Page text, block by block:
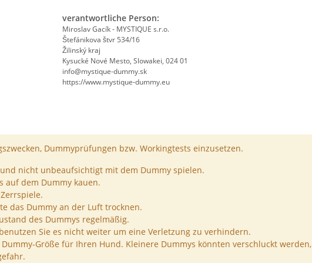
verantwortliche Person:
Miroslav Gacík - MYSTIQUE s.r.o.
Štefánikova štvr 534/16
Žilinský kraj
Kysucké Nové Mesto, Slowakei, 024 01
info@mystique-dummy.sk
https://www.mystique-dummy.eu
Dummyprüfungen bzw. Workingtests einzusetzen.
nicht unbeaufsichtigt mit dem Dummy spielen.
auf dem Dummy kauen.
das Dummy an der Luft trocknen.
des Dummys regelmäßig.
Sie es nicht weiter um eine Verletzung zu verhindern.
Größe für Ihren Hund. Kleinere Dummys könnten verschluckt werden,